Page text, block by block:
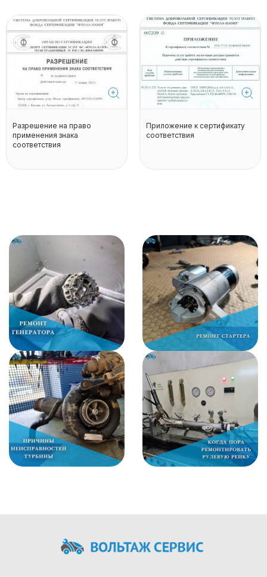
Разрешение на право
применения знака
соответствия
Приложение к сертификату
соответствия